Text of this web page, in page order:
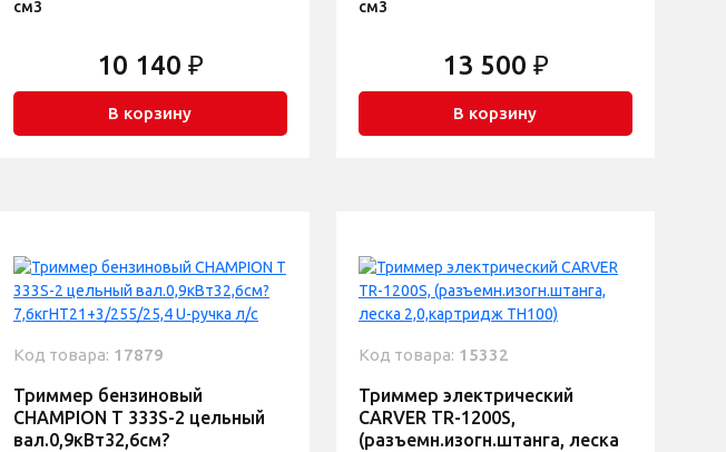
см3
10 140 ₽
В корзину
см3
13 500 ₽
В корзину
Код товара: 17879
Триммер бензиновый
CHAMPION T 333S-2 цельный
вал.0,9кВт32,6см?
Код товара: 15332
Триммер электрический
CARVER TR-1200S,
(разъемн.изогн.штанга, леска